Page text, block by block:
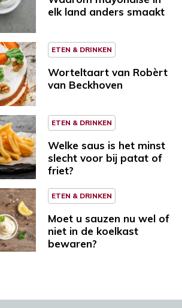
elk land anders smaakt
ETEN & DRINKEN
Worteltaart van Robèrt
van Beckhoven
ETEN & DRINKEN
Welke saus is het minst
slecht voor bij patat of
friet?
ETEN & DRINKEN
Moet u sauzen nu wel of
niet in de koelkast
bewaren?